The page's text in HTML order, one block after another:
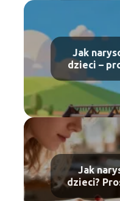
Jak
dzieci –
Jak
dzieci?